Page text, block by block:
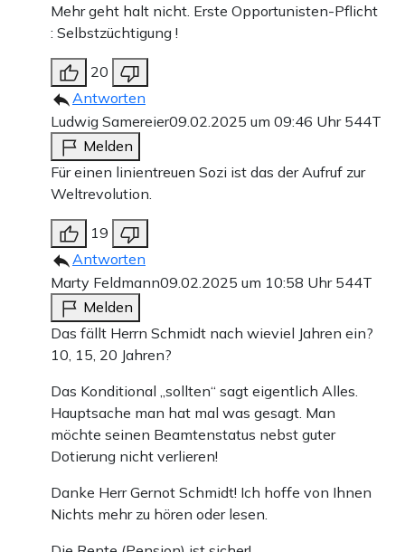
Mehr geht halt nicht. Erste Opportunisten-Pflicht
: Selbstzüchtigung !
20
Antworten
Ludwig Samereier09.02.2025 um 09:46 Uhr 544T
Melden
Für einen linientreuen Sozi ist das der Aufruf zur
Weltrevolution.
19
Antworten
Marty Feldmann09.02.2025 um 10:58 Uhr 544T
Melden
Das fällt Herrn Schmidt nach wieviel Jahren ein?
10, 15, 20 Jahren?
Das Konditional „sollten“ sagt eigentlich Alles.
Hauptsache man hat mal was gesagt. Man
möchte seinen Beamtenstatus nebst guter
Dotierung nicht verlieren!
Danke Herr Gernot Schmidt! Ich hoffe von Ihnen
Nichts mehr zu hören oder lesen.